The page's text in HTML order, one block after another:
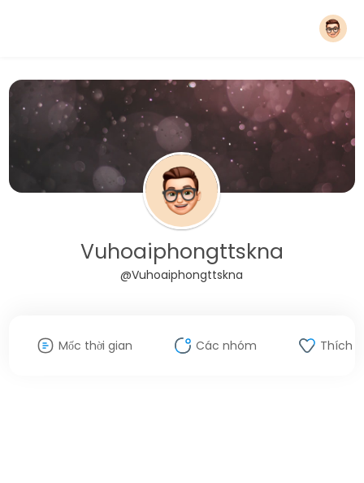
Vuhoaiphongttskna
@Vuhoaiphongttskna
Mốc thời gian Các nhóm Thích